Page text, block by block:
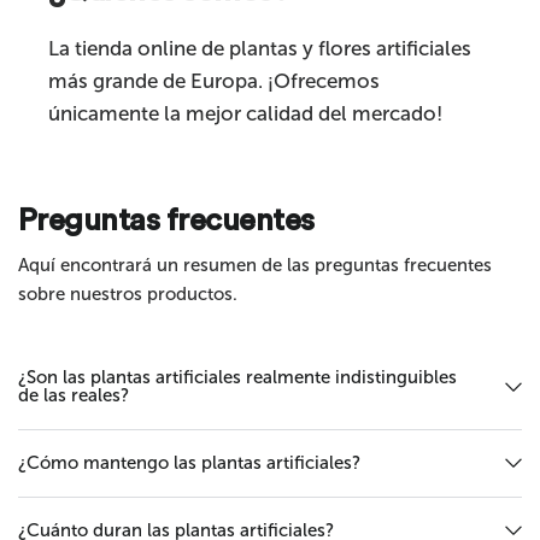
La tienda online de plantas y flores artificiales
más grande de Europa. ¡Ofrecemos
únicamente la mejor calidad del mercado!
Preguntas frecuentes
Aquí encontrará un resumen de las preguntas frecuentes
sobre nuestros productos.
¿Son las plantas artificiales realmente indistinguibles
de las reales?
¿Cómo mantengo las plantas artificiales?
¿Cuánto duran las plantas artificiales?